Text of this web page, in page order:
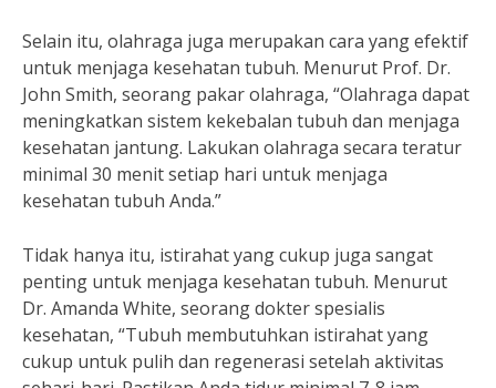
Selain itu, olahraga juga merupakan cara yang efektif
untuk menjaga kesehatan tubuh. Menurut Prof. Dr.
John Smith, seorang pakar olahraga, “Olahraga dapat
meningkatkan sistem kekebalan tubuh dan menjaga
kesehatan jantung. Lakukan olahraga secara teratur
minimal 30 menit setiap hari untuk menjaga
kesehatan tubuh Anda.”
Tidak hanya itu, istirahat yang cukup juga sangat
penting untuk menjaga kesehatan tubuh. Menurut
Dr. Amanda White, seorang dokter spesialis
kesehatan, “Tubuh membutuhkan istirahat yang
cukup untuk pulih dan regenerasi setelah aktivitas